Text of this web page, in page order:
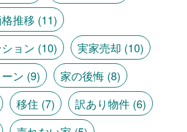
推移 (11)
ョン (10) 実家売却 (10)
ン (9) 家の後悔(8)
移住 (7) 訳あり物件(6)